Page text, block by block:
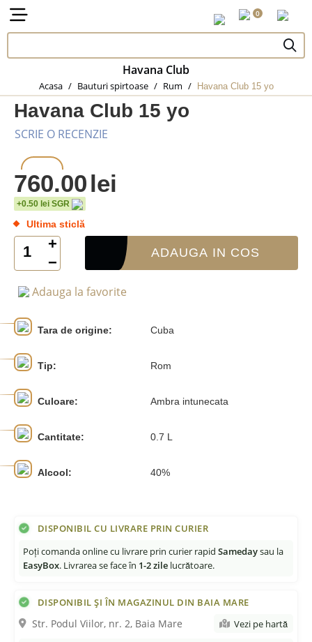
0
Havana Club
Acasa / Bauturi spirtoase / Rum / Havana Club 15 yo
Havana Club 15 yo
SCRIE O RECENZIE
0.7 L
760.00lei
+0.50 lei SGR
Ultima sticlă
+
−
ADAUGA IN COS
Adauga la favorite
Tara de origine: Cuba
Tip: Rom
Culoare: Ambra intunecata
Cantitate: 0.7 L
Alcool: 40%
DISPONIBIL CU LIVRARE PRIN CURIER
Poți comanda online cu livrare prin curier rapid Samedaysau la
EasyBox. Livrarea se face în 1-2 zile lucrătoare.
DISPONIBIL ȘI ÎN MAGAZINUL DIN BAIA MARE
Str. Podul Viilor, nr. 2, Baia Mare Vezi pe hartă